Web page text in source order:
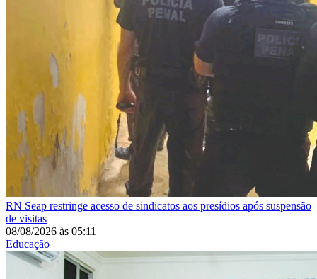
RN Seap restringe acesso de sindicatos aos presídios após suspensão
de visitas
08/08/2026 às 05:11
Educação